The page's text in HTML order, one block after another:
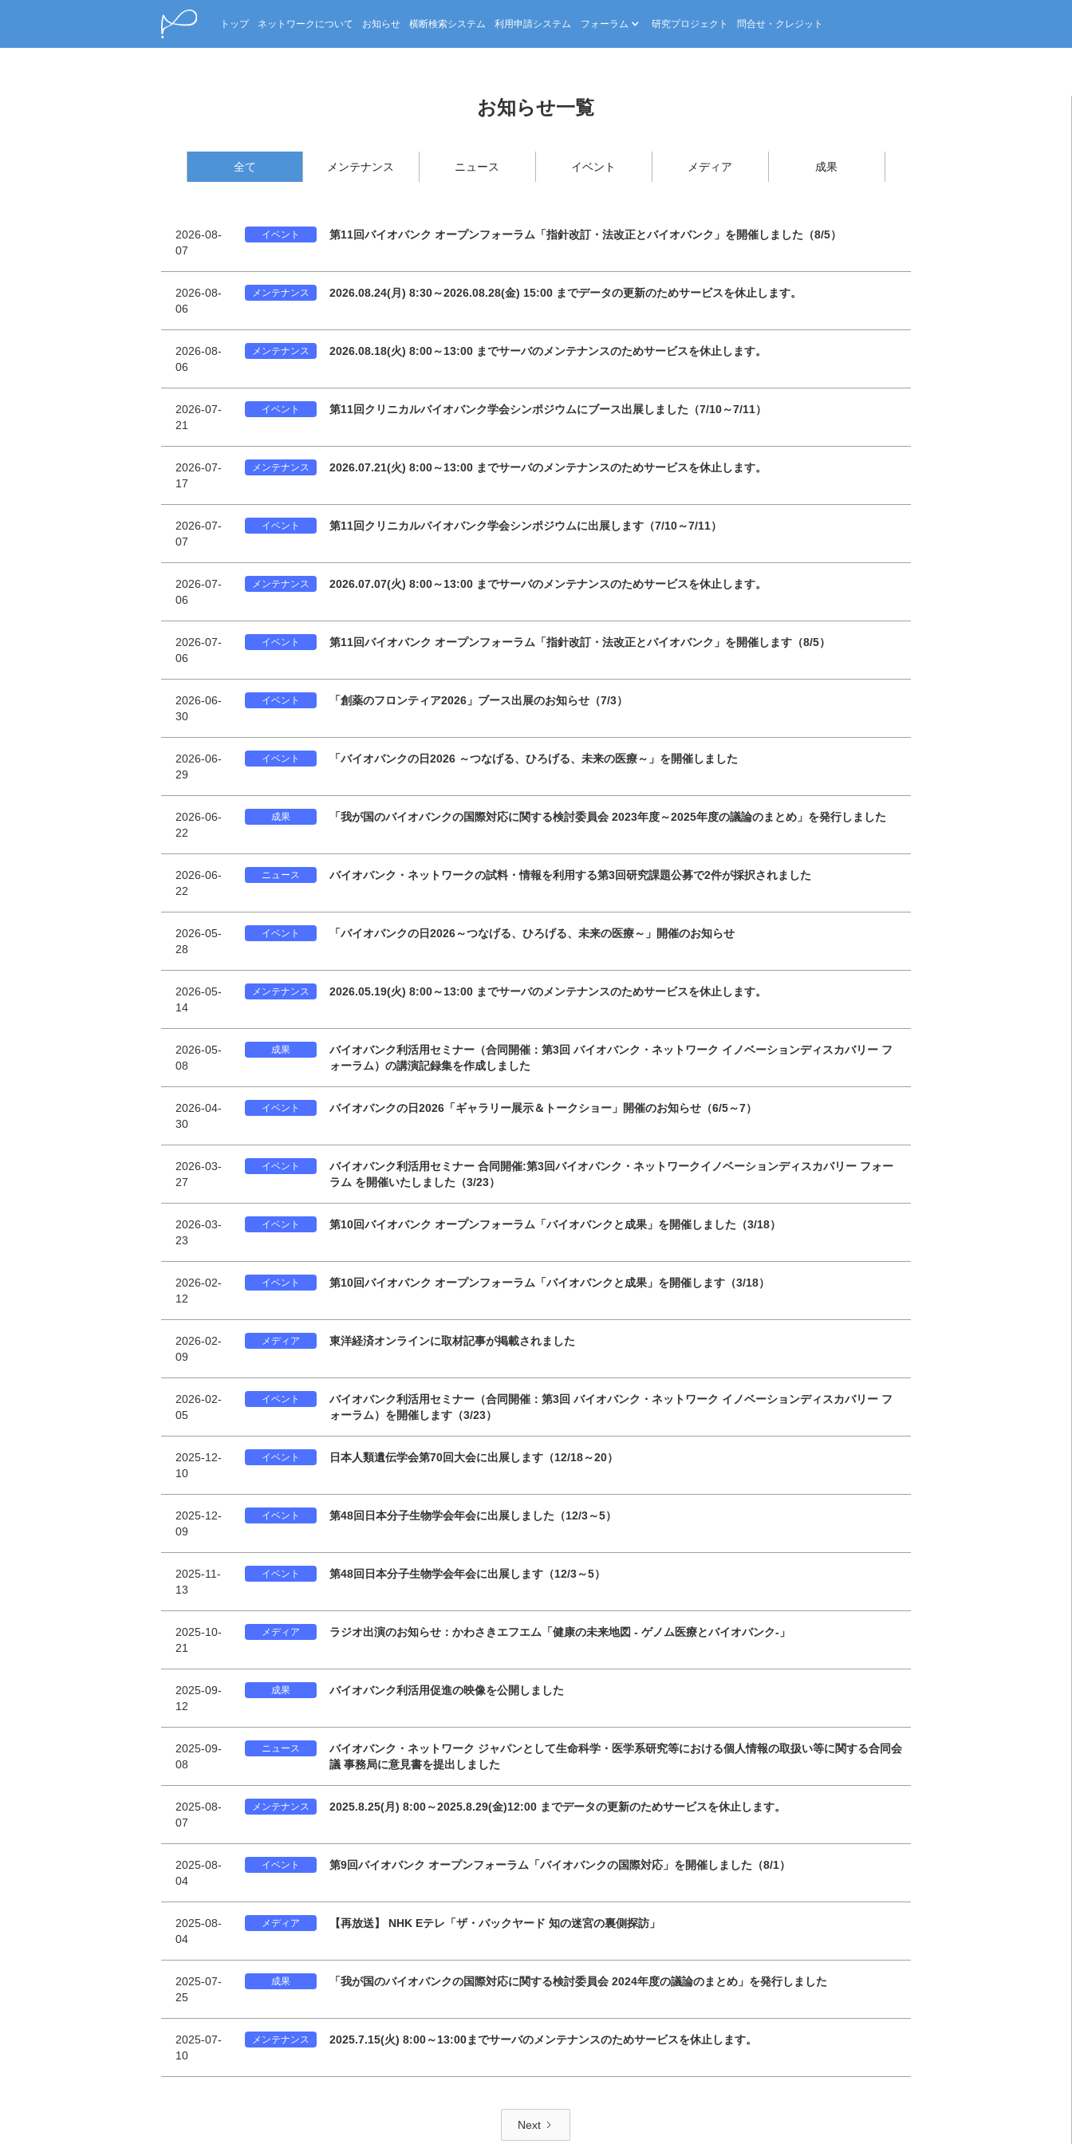
トップ ネットワークについて お知らせ 横断検索システム 利用申請システム フォーラム 研究プロジェクト 問合せ・クレジット
お知らせ一覧
全て メンテナンス ニュース イベント メディア 成果
2026-08-
07
イベント 第11回バイオバンク オープンフォーラム「指針改訂・法改正とバイオバンク」を開催しました（8/5）
2026-08-
06
メンテナンス 2026.08.24(月) 8:30～2026.08.28(金) 15:00 までデータの更新のためサービスを休止します。
2026-08-
06
メンテナンス 2026.08.18(火) 8:00～13:00 までサーバのメンテナンスのためサービスを休止します。
2026-07-
21
イベント 第11回クリニカルバイオバンク学会シンポジウムにブース出展しました（7/10～7/11）
2026-07-
17
メンテナンス 2026.07.21(火) 8:00～13:00 までサーバのメンテナンスのためサービスを休止します。
2026-07-
07
イベント 第11回クリニカルバイオバンク学会シンポジウムに出展します（7/10～7/11）
2026-07-
06
メンテナンス 2026.07.07(火) 8:00～13:00 までサーバのメンテナンスのためサービスを休止します。
2026-07-
06
イベント 第11回バイオバンク オープンフォーラム「指針改訂・法改正とバイオバンク」を開催します（8/5）
2026-06-
30
イベント 「創薬のフロンティア2026」ブース出展のお知らせ（7/3）
2026-06-
29
イベント 「バイオバンクの日2026 ～つなげる、ひろげる、未来の医療～」を開催しました
2026-06-
22
成果 「我が国のバイオバンクの国際対応に関する検討委員会 2023年度～2025年度の議論のまとめ」を発行しました
2026-06-
22
ニュース バイオバンク・ネットワークの試料・情報を利用する第3回研究課題公募で2件が採択されました
2026-05-
28
イベント 「バイオバンクの日2026～つなげる、ひろげる、未来の医療～」開催のお知らせ
2026-05-
14
メンテナンス 2026.05.19(火) 8:00～13:00 までサーバのメンテナンスのためサービスを休止します。
2026-05-
08
成果
バイオバンク利活用セミナー（合同開催：第3回 バイオバンク・ネットワーク イノベーションディスカバリー フ
ォーラム）の講演記録集を作成しました
2026-04-
30
イベント バイオバンクの日2026「ギャラリー展示＆トークショー」開催のお知らせ（6/5～7）
2026-03-
27
イベント
バイオバンク利活用セミナー 合同開催:第3回バイオバンク・ネットワークイノベーションディスカバリー フォー
ラム を開催いたしました（3/23）
2026-03-
23
イベント 第10回バイオバンク オープンフォーラム「バイオバンクと成果」を開催しました（3/18）
2026-02-
12
イベント 第10回バイオバンク オープンフォーラム「バイオバンクと成果」を開催します（3/18）
2026-02-
09
メディア 東洋経済オンラインに取材記事が掲載されました
2026-02-
05
イベント
バイオバンク利活用セミナー（合同開催：第3回 バイオバンク・ネットワーク イノベーションディスカバリー フ
ォーラム）を開催します（3/23）
2025-12-
10
イベント 日本人類遺伝学会第70回大会に出展します（12/18～20）
2025-12-
09
イベント 第48回日本分子生物学会年会に出展しました（12/3～5）
2025-11-
13
イベント 第48回日本分子生物学会年会に出展します（12/3～5）
2025-10-
21
メディア ラジオ出演のお知らせ：かわさきエフエム「健康の未来地図 - ゲノム医療とバイオバンク-」
2025-09-
12
成果 バイオバンク利活用促進の映像を公開しました
2025-09-
08
ニュース
バイオバンク・ネットワーク ジャパンとして生命科学・医学系研究等における個人情報の取扱い等に関する合同会
議 事務局に意見書を提出しました
2025-08-
07
メンテナンス 2025.8.25(月) 8:00～2025.8.29(金)12:00 までデータの更新のためサービスを休止します。
2025-08-
04
イベント 第9回バイオバンク オープンフォーラム「バイオバンクの国際対応」を開催しました（8/1）
2025-08-
04
メディア 【再放送】 NHK Eテレ「ザ・バックヤード 知の迷宮の裏側探訪」
2025-07-
25
成果 「我が国のバイオバンクの国際対応に関する検討委員会 2024年度の議論のまとめ」を発行しました
2025-07-
10
メンテナンス 2025.7.15(火) 8:00～13:00までサーバのメンテナンスのためサービスを休止します。
Next